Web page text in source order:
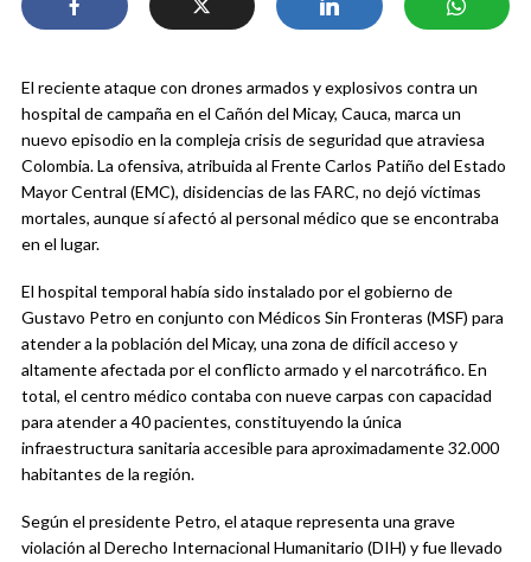
El reciente ataque con drones armados y explosivos contra un
hospital de campaña en el Cañón del Micay, Cauca, marca un
nuevo episodio en la compleja crisis de seguridad que atraviesa
Colombia. La ofensiva, atribuida al Frente Carlos Patiño del Estado
Mayor Central (EMC), disidencias de las FARC, no dejó víctimas
mortales, aunque sí afectó al personal médico que se encontraba
en el lugar.
El hospital temporal había sido instalado por el gobierno de
Gustavo Petro en conjunto con Médicos Sin Fronteras (MSF) para
atender a la población del Micay, una zona de difícil acceso y
altamente afectada por el conflicto armado y el narcotráfico. En
total, el centro médico contaba con nueve carpas con capacidad
para atender a 40 pacientes, constituyendo la única
infraestructura sanitaria accesible para aproximadamente 32.000
habitantes de la región.
Según el presidente Petro, el ataque representa una grave
violación al Derecho Internacional Humanitario (DIH) y fue llevado